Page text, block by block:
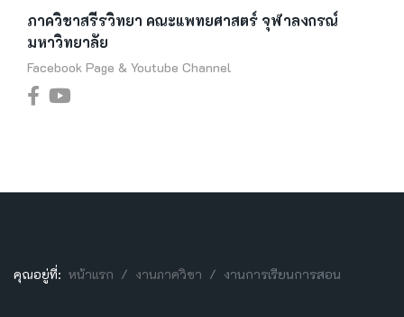
ภาควิชาสรีรวิทยา คณะแพทยศาสตร์ จุฬาลงกรณ์
มหาวิทยาลัย
Facebook Page & Youtube Channel
คุณอยู่ที่: หน้าแรก งานภาควิชา งานการเรียนการสอน